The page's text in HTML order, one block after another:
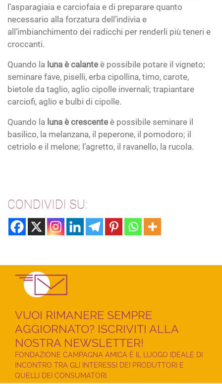
l’asparagiaia e carciofaia e di preparare quanto
necessario alla forzatura dell’indivia e
all’imbianchimento dei radicchi per renderli più teneri e
croccanti.
Quando la luna è calante è possibile potare il vigneto;
seminare fave, piselli, erba cipollina, timo, carote,
bietole da taglio, aglio cipolle invernali; trapiantare
carciofi, aglio e bulbi di cipolle.
Quando la luna è crescente è possibile seminare il
basilico, la melanzana, il peperone, il pomodoro; il
cetriolo e il melone; l’agretto, il ravanello, la rucola.
CONDIVIDI SU:
VUOI RIMANERE SEMPRE
AGGIORNATO? ISCRIVITI ALLA
NOSTRA NEWSLETTER!
FONDAZIONE CAMPAGNA AMICA È IL LUOGO IDEALE DI
INCONTRO TRA GLI INTERESSI DEI PRODUTTORI E
QUELLI DEI CONSUMATORI.